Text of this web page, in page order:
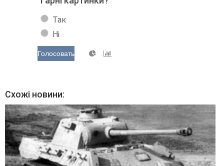
Так
Ні
Голосовать
Схожі новини: